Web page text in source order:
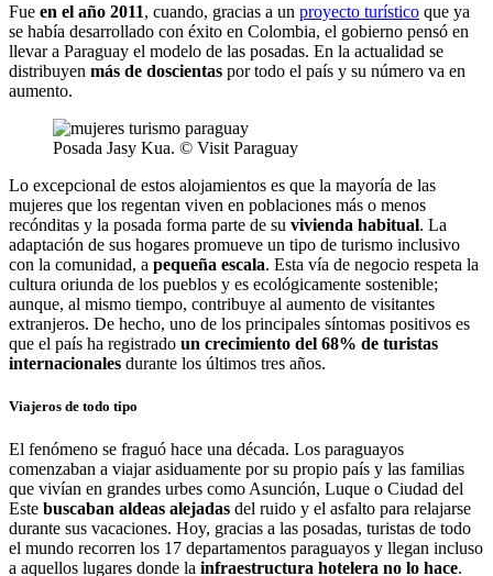
Fue en el año 2011, cuando, gracias a un proyecto turístico que ya
se había desarrollado con éxito en Colombia, el gobierno pensó en
llevar a Paraguay el modelo de las posadas. En la actualidad se
distribuyen más de doscientas por todo el país y su número va en
aumento.
Posada Jasy Kua. © Visit Paraguay
Lo excepcional de estos alojamientos es que la mayoría de las
mujeres que los regentan viven en poblaciones más o menos
recónditas y la posada forma parte de su vivienda habitual. La
adaptación de sus hogares promueve un tipo de turismo inclusivo
con la comunidad, a pequeña escala. Esta vía de negocio respeta la
cultura oriunda de los pueblos y es ecológicamente sostenible;
aunque, al mismo tiempo, contribuye al aumento de visitantes
extranjeros. De hecho, uno de los principales síntomas positivos es
que el país ha registrado un crecimiento del 68% de turistas
internacionales durante los últimos tres años.
Viajeros de todo tipo
El fenómeno se fraguó hace una década. Los paraguayos
comenzaban a viajar asiduamente por su propio país y las familias
que vivían en grandes urbes como Asunción, Luque o Ciudad del
Este buscaban aldeas alejadas del ruido y el asfalto para relajarse
durante sus vacaciones. Hoy, gracias a las posadas, turistas de todo
el mundo recorren los 17 departamentos paraguayos y llegan incluso
a aquellos lugares donde la infraestructura hotelera no lo hace.